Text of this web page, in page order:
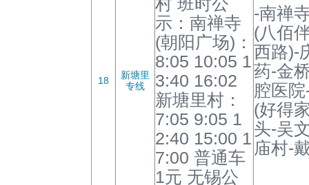
18
新塘里
专线
示：南禅寺
(朝阳广场)：
8:05 10:05 1
3:40 16:02
新塘里村：
7:05 9:05 1
2:40 15:00 1
7:00 普通车
1元 无锡公
-南禅
(八佰
西路)-
药-金
腔医
(好得
头-吴
庙村-